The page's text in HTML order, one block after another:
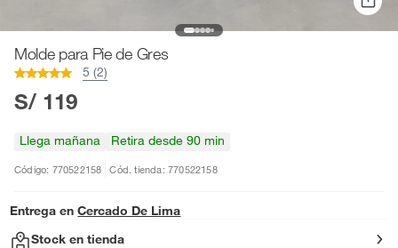
Molde para Pie de Gres
5 (2)
S/ 119
Llega mañana Retira desde 90 min
Código: 770522158 Cód. tienda: 770522158
Entrega en Cercado De Lima
Stock en tienda